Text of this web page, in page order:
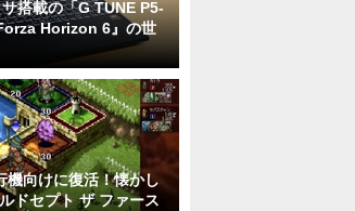
搭載の「G TUNE P5-
Horizon 6』の世
機向けに復活！懐かし
ドセプト ザ ファース